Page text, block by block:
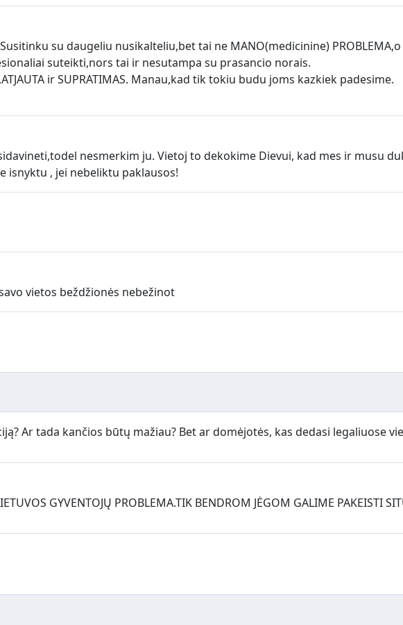
su daugeliu nusikalteliu,bet tai ne MANO(medicinine)
suteikti,nors tai ir nesutampa su prasancio norais.
ir SUPRATIMAS. Manau,kad tik tokiu budu joms kazkiek padesime.
nesmerkim ju. Vietoj to dekokime Dievui, kad mes ir musu
isnyktu , jei nebeliktu paklausos!
vietos beždžionės nebežinot
Ar tada kančios būtų mažiau? Bet ar domėjotės, kas dedasi legaliuose
GYVENTOJŲ PROBLEMA.TIK BENDROM JĖGOM GALIME PAKEISTI